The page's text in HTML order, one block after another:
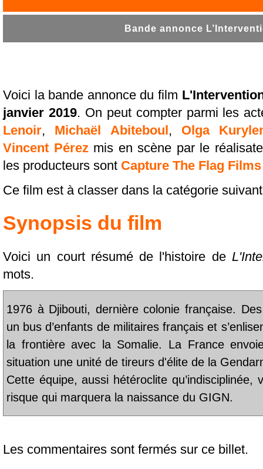
Bande annonce
Voici la bande annonce du film
janvier 2019. On peut compter parmi les
Lenoir, Michaël Abiteboul , Olga
Vincent Pérezmis en scène par le
les producteurs sont Capture The Flag Films
Ce film est à classer dans la catégorie
Synopsis du film
Voici un court résumé de l'histoire de
mots.
1976 à Djibouti, dernière colonie française.
un bus d’enfants de militaires français et
la frontière avec la Somalie. La France
situation une unité de tireurs d'élite de la
Cette équipe, aussi hétéroclite
risque qui marquera la naissance du GIGN.
Les commentaires sont fermés sur ce billet.